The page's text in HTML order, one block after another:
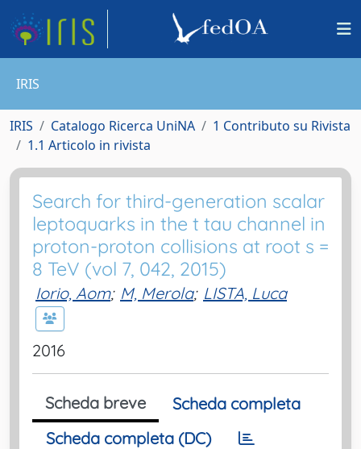
IRIS
IRIS Catalogo Ricerca UniNA
1 Contributo su Rivista
1.1 Articolo in rivista
Search for third-generation scalar
leptoquarks in the t tau channel in
proton-proton collisions at root s =
8 TeV (vol 7, 042, 2015)
Iorio, Aom; M, Merola; LISTA, Luca
2016
Scheda breve
Scheda completa
Scheda completa (DC)